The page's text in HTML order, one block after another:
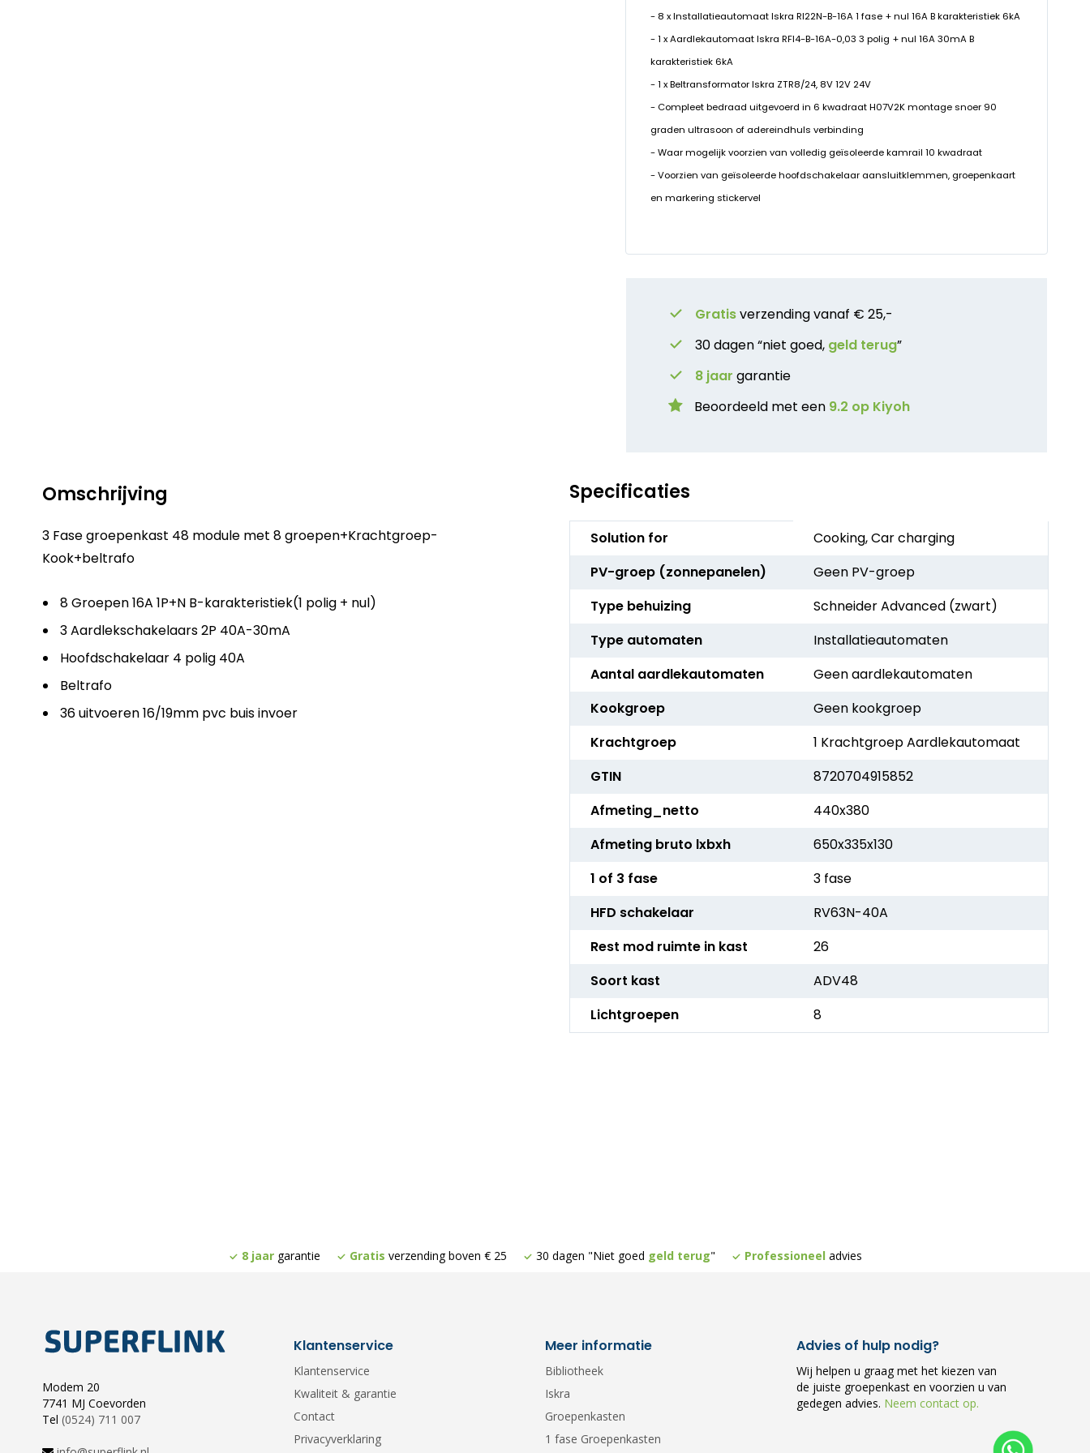
- 8 x Installatieautomaat Iskra RI22N-B-16A 1 fase + nul 16A B karakteristiek 6kA
- 1 x Aardlekautomaat Iskra RFI4-B-16A-0,03 3 polig + nul 16A 30mA B
karakteristiek 6kA
- 1 x Beltransformator Iskra ZTR8/24, 8V 12V 24V
- Compleet bedraad uitgevoerd in 6 kwadraat H07V2K montage snoer 90
graden ultrasoon of adereindhuls verbinding
- Waar mogelijk voorzien van volledig geïsoleerde kamrail 10 kwadraat
- Voorzien van geïsoleerde hoofdschakelaar aansluitklemmen, groepenkaart
en markering stickervel
Gratisverzending vanaf € 25,-
30 dagen “niet goed, geld terug”
8 jaar garantie
Beoordeeld met een 9.2 op Kiyoh
Specificaties
Meer
informatie
Solution for
Cooking, Car charging
PV-groep (zonnepanelen)
Geen PV-groep
Type behuizing
Schneider Advanced (zwart)
Type automaten
Installatieautomaten
Aantal aardlekautomaten
Geen aardlekautomaten
Kookgroep
Geen kookgroep
Krachtgroep
1 Krachtgroep Aardlekautomaat
GTIN
8720704915852
Afmeting_netto
440x380
Afmeting bruto lxbxh
650x335x130
1 of 3 fase
3 fase
HFD schakelaar
RV63N-40A
Rest mod ruimte in kast
26
Soort kast
ADV48
Lichtgroepen
8
Omschrijving
3 Fase groepenkast 48 module met 8 groepen+Krachtgroep-
Kook+beltrafo
8 Groepen 16A 1P+N B-karakteristiek(1 polig + nul)
3 Aardlekschakelaars 2P 40A-30mA
Hoofdschakelaar 4 polig 40A
Beltrafo
36 uitvoeren 16/19mm pvc buis invoer
8 jaargarantie Gratis verzending boven € 25 30 dagen "Niet goed geld terug" Professioneel advies
Modem 20
7741 MJ Coevorden
Tel (0524) 711 007
Klantenservice
Klantenservice
Kwaliteit & garantie
Contact
Privacyverklaring
Meer informatie
Bibliotheek
Iskra
Groepenkasten
1 fase Groepenkasten
Advies of hulp nodig?
Wij helpen u graag met het kiezen van
de juiste groepenkast en voorzien u van
gedegen advies. Neem contact op.